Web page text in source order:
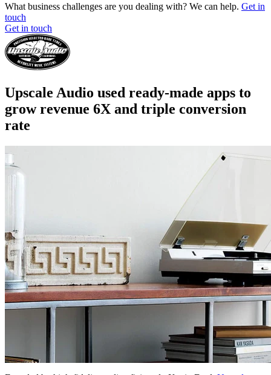
What business challenges are you dealing with? We can help. Get in
touch
Get in touch
Upscale Audio used ready-made apps to
grow revenue 6X and triple conversion
rate